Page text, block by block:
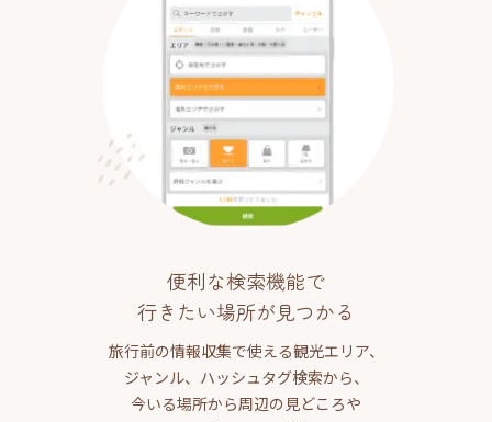
便利な検索機能で
行きたい場所が見つかる
旅行前の情報収集で使える観光エリア、
ジャンル、ハッシュタグ検索から、
今いる場所から周辺の見どころや